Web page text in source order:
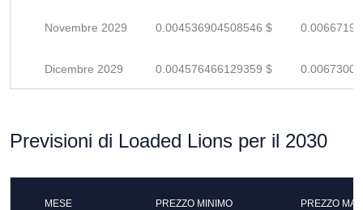
Novembre 2029 0.004536904508546 $
Dicembre 2029 0.004576466129359 $
Previsioni di Loaded Lions per il 2030
MESE PREZZO MINIMO PREZZO